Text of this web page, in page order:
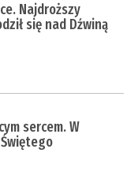
Najdroższy
się nad Dźwiną
sercem. W